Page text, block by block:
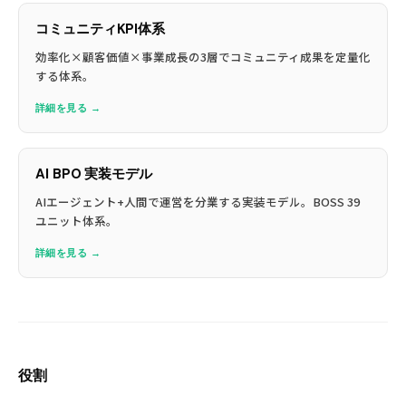
コミュニティKPI体系
効率化×顧客価値×事業成長の3層でコミュニティ成果を定量化
する体系。
詳細を見る →
AI BPO 実装モデル
AIエージェント+人間で運営を分業する実装モデル。BOSS 39
ユニット体系。
詳細を見る →
役割